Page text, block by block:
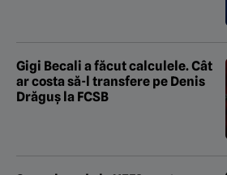
Gigi Becali a făcut calculele. Cât
ar costa să-l transfere pe Denis
Drăguş la FCSB